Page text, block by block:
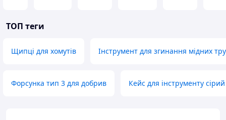
ТОП теги
Щипці для хомутів Інструмент для згинання мідних
Форсунка тип 3 для добрив Кейс для інструменту сірий